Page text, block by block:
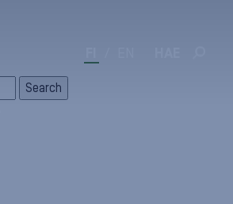
Search